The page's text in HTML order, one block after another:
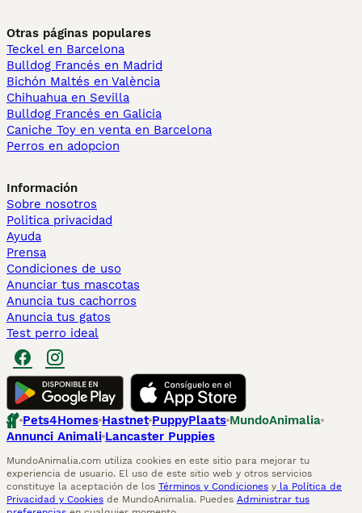
Otras páginas populares
Teckel en Barcelona
Bulldog Francés en Madrid
Bichón Maltés en València
Chihuahua en Sevilla
Bulldog Francés en Galicia
Caniche Toy en venta en Barcelona
Perros en adopcion
Información
Sobre nosotros
Politica privacidad
Ayuda
Prensa
Condiciones de uso
Anunciar tus mascotas
Anuncia tus cachorros
Anuncia tus gatos
Test perro ideal
Pets4Homes Hastnet PuppyPlaats MundoAnimalia
Annunci Animali Lancaster Puppies
MundoAnimalia.com utiliza cookies en este sitio para mejorar tu
experiencia de usuario. El uso de este sitio web y otros servicios
constituye la aceptación de los Términos y Condiciones y la Política de
Privacidad y Cookies de MundoAnimalia. Puedes Administrar tus